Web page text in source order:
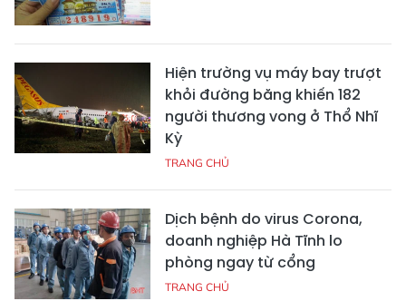
Hiện trường vụ máy bay trượt
khỏi đường băng khiến 182
người thương vong ở Thổ Nhĩ
Kỳ
TRANG CHỦ
Dịch bệnh do virus Corona,
doanh nghiệp Hà Tĩnh lo
phòng ngay từ cổng
TRANG CHỦ